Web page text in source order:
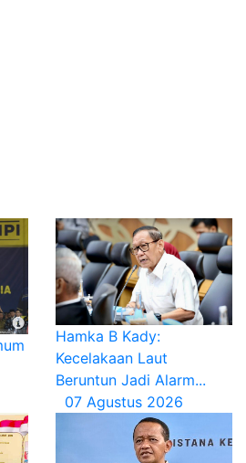
Hamka B Kady:
Kecelakaan Laut
Beruntun Jadi Alarm...
07 Agustus 2026